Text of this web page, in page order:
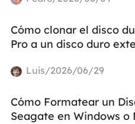
Cómo clonar el disco
Pro a un disco duro
Luis/2026/06/29
Cómo Formatear un
Seagate en Windows o